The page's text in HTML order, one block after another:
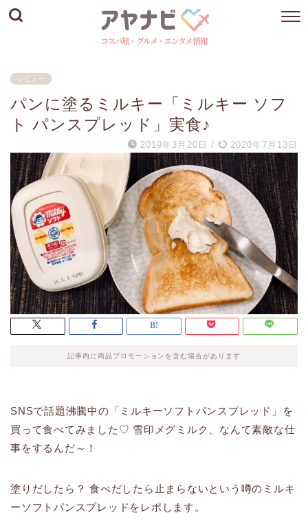
レビュー
パンに塗るミルキー「ミルキー ソフ
ト パンスプレッド」実食♪
2019年3月20日 / 2020年7月13日
記事内に商品プロモーションを含む場合があります
SNSで話題沸騰中の「ミルキーソフトパンスプレッド」を
買って食べてみました♡ 雪印メグミルク、なんて素敵な仕
事をするんだ～！
塗りだしたら？ 食べだしたら止まらないという噂のミルキ
ーソフトパンスプレッドをレポします。